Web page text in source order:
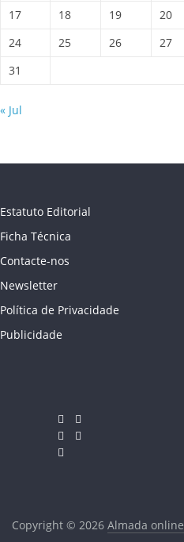
17
18 19 20
24
25 26 27
31
« Jul
Estatuto Editorial
Ficha Técnica
Contacte-nos
Newsletter
Política de Privacidade
Publicidade
Copyright © 2026 Almada online